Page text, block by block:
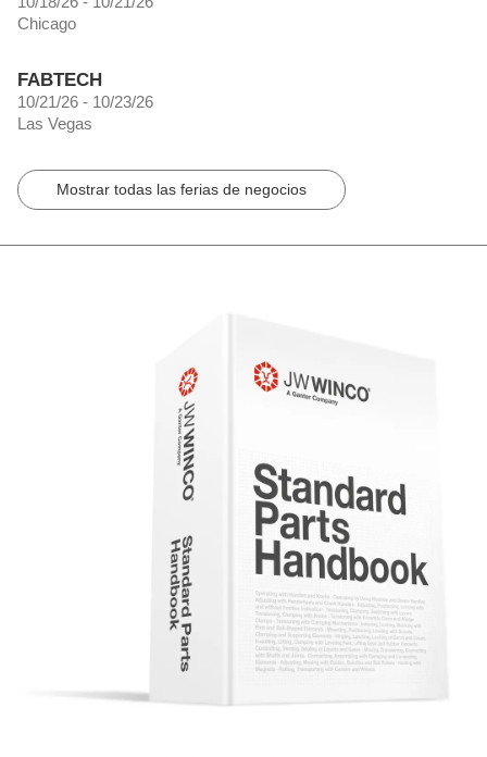
Chicago
FABTECH
10/21/26 - 10/23/26
Las Vegas
Mostrar todas las ferias de negocios